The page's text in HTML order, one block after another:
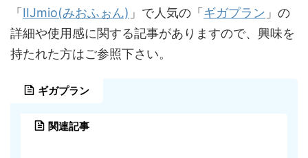
「 IIJmio(みおふぉん) 」で人気の「 ギガプラン 」の
詳細や使用感に関する記事がありますので、興味を
持たれた方はご参照下さい。
ギガプラン
関連記事